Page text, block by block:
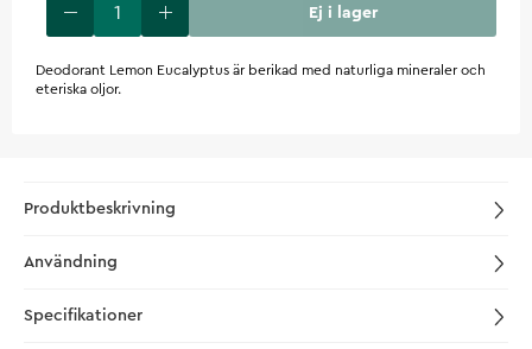
Ej i lager
Deodorant Lemon Eucalyptus är berikad med naturliga mineraler och
eteriska oljor.
Produktbeskrivning
Användning
Specifikationer